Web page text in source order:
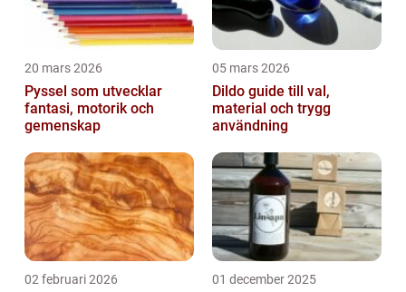
20 mars 2026
Pyssel som utvecklar
fantasi, motorik och
gemenskap
05 mars 2026
Dildo guide till val,
material och trygg
användning
02 februari 2026 01 december 2025